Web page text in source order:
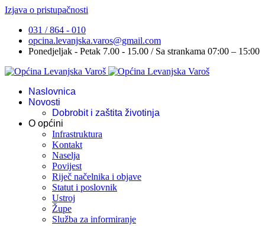
Izjava o pristupačnosti
031 / 864 - 010
opcina.levanjska.varos@gmail.com
Ponedjeljak - Petak 7.00 - 15.00 / Sa strankama 07:00 – 15:00
Naslovnica
Novosti
Dobrobit i zaštita životinja
O općini
Infrastruktura
Kontakt
Naselja
Povijest
Riječ načelnika i objave
Statut i poslovnik
Ustroj
Župe
Služba za informiranje